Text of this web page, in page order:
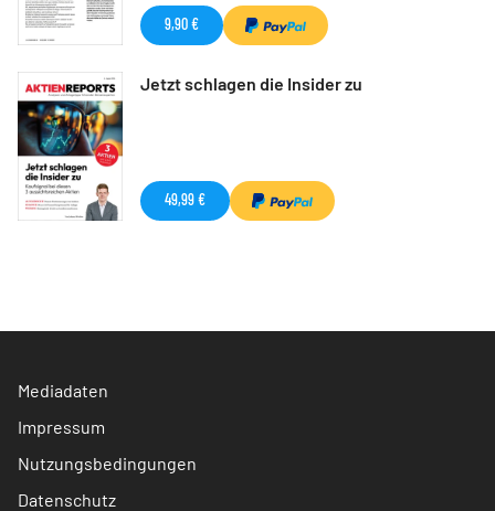
9,90 €
Jetzt schlagen die Insider zu
49,99 €
Mediadaten
Impressum
Nutzungsbedingungen
Datenschutz